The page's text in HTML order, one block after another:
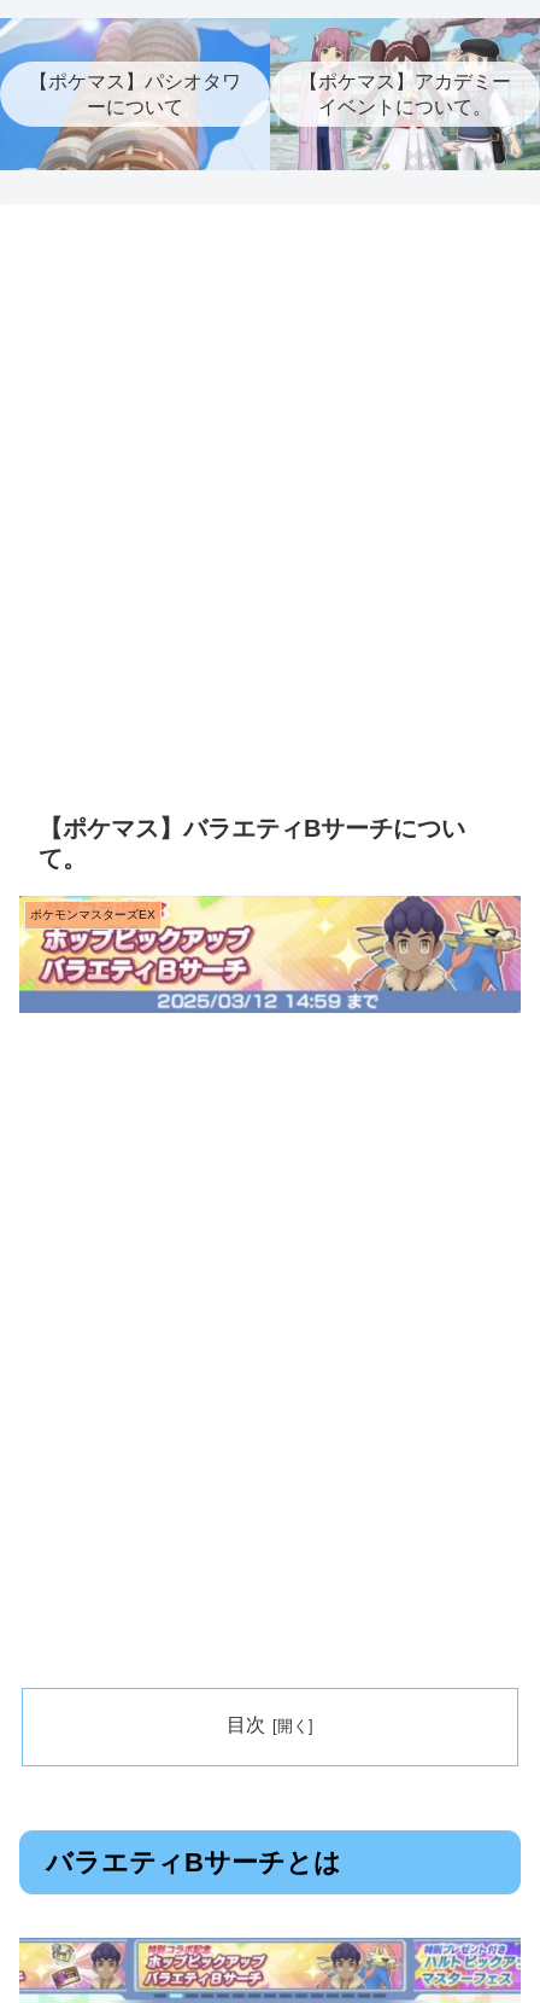
【ポケマス】パシオタワ
ーについて
【ポケマス】アカデミー
イベントについて。
【ポケマス】バラエティBサーチについ
て。
ポケモンマスターズEX
目次
バラエティBサーチとは